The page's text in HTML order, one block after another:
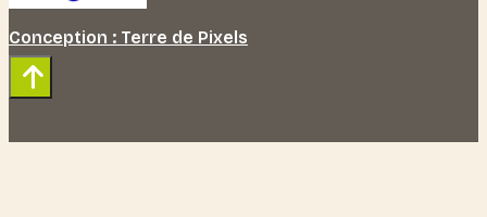
Conception : Terre de Pixels